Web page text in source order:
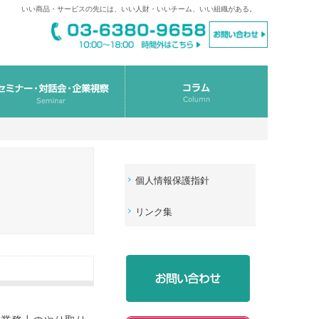
いい商品・サービスの先には、いい人財・いいチーム、いい組織がある。
個人情報保護指針
リンク集